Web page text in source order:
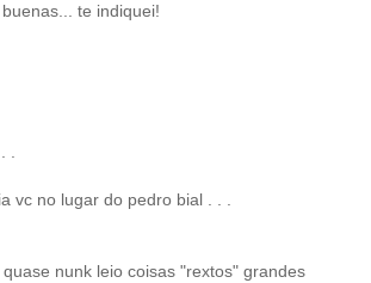
te indiquei!
.
vc no lugar do pedro bial . . .
nunk leio coisas "rextos" grandes